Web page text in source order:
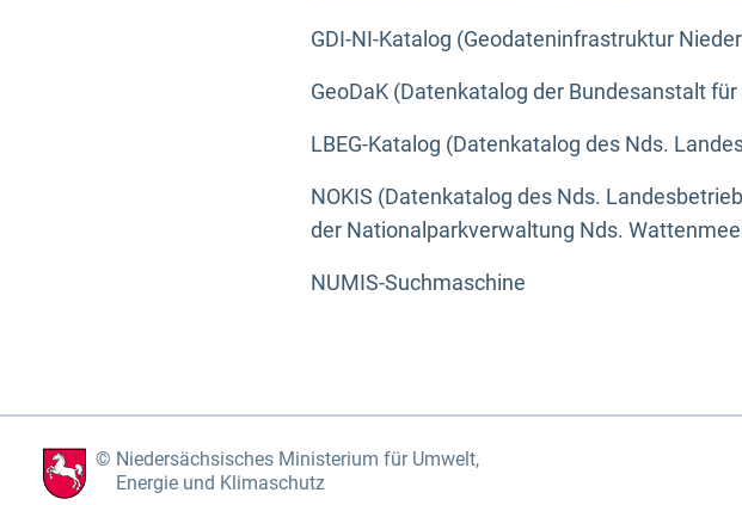
GDI-NI-Katalog (Geodateninfrastruktur
GeoDaK (Datenkatalog der Bundesanstalt
LBEG-Katalog (Datenkatalog des Nds.
NOKIS (Datenkatalog des Nds.
der Nationalparkverwaltung Nds.
NUMIS-Suchmaschine
Niedersächsisches Ministerium für Umwelt,
Energie und Klimaschutz